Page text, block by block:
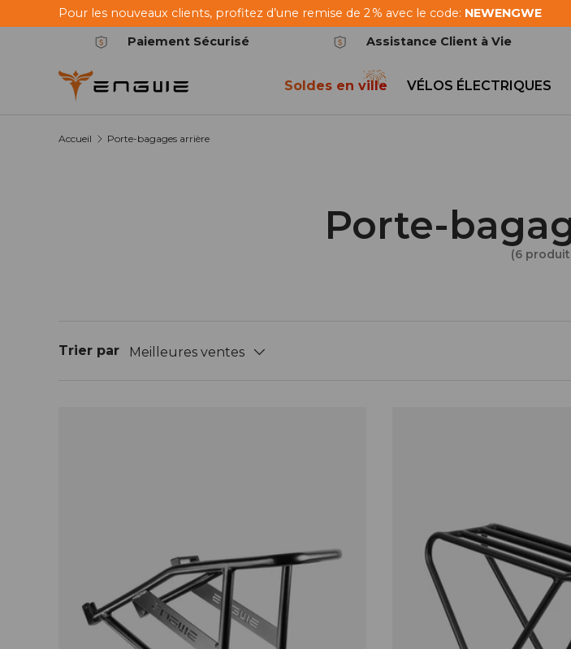
Aller au contenu
Pour les nouveaux clients, profitez d’une remise de 2 % avec le code: NEWENGWE
Paiement Sécurisé
Assistance Client à Vie
Soldes en ville VÉLOS ÉLECTRIQUES
Accueil Porte-bagages arrière
Porte-
(6
Trier par Meilleures ventes